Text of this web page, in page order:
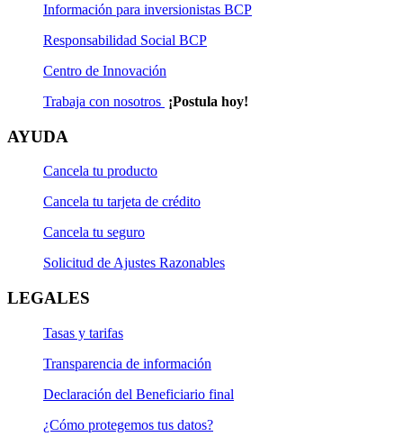
Información para inversionistas BCP
Responsabilidad Social BCP
Centro de Innovación
Trabaja con nosotros ¡Postula hoy!
AYUDA
Cancela tu producto
Cancela tu tarjeta de crédito
Cancela tu seguro
Solicitud de Ajustes Razonables
LEGALES
Tasas y tarifas
Transparencia de información
Declaración del Beneficiario final
¿Cómo protegemos tus datos?